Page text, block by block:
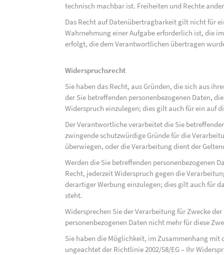
technisch machbar ist. Freiheiten und Rechte
Das Recht auf Datenübertragbarkeit gilt nicht für
Wahrnehmung einer Aufgabe erforderlich ist, die
erfolgt, die dem Verantwortlichen übertragen
Widerspruchsrecht
Sie haben das Recht, aus Gründen, die sich aus
der Sie betreffenden personenbezogenen Daten,
Widerspruch einzulegen; dies gilt auch für ein auf
Der Verantwortliche verarbeitet die Sie
zwingende schutzwürdige Gründe für die
überwiegen, oder die Verarbeitung dient der
Werden die Sie betreffenden personenbezogenen
Recht, jederzeit Widerspruch gegen die
derartiger Werbung einzulegen; dies gilt auch für
steht.
Widersprechen Sie der Verarbeitung für Zwecke
personenbezogenen Daten nicht mehr für diese
Sie haben die Möglichkeit, im Zusammenhang
ungeachtet der Richtlinie 2002/58/EG – Ihr